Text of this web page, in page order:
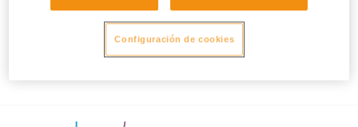
Utilización del ASAP y ASAP LOCK con
Configuración de cookies